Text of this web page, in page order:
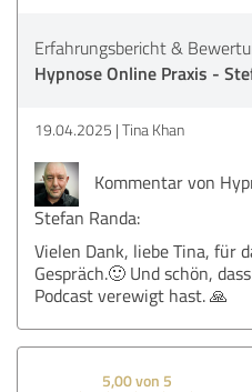
Erfahrungsbericht &
Hypnose Online Praxis -
19.04.2025 Tina Khan
Kommentar von
Stefan Randa:
Vielen Dank, liebe Tina, für
Gespräch.🙂 Und schön,
Podcast verewigt hast. 🙏
5,00 von 5